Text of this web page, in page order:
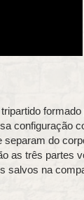
configuração
do
as três partes
salvos na